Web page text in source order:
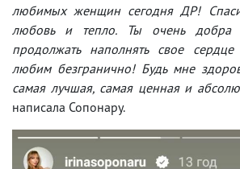
любимых женщин сегодня ДР!
любовь и тепло. Ты очень
продолжать наполнять свое
любим безгранично! Будь мне
самая лучшая, самая ценная и
написала Сопонару.